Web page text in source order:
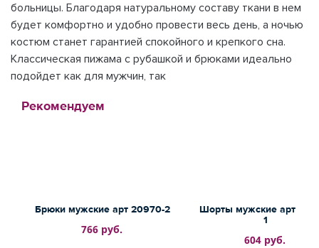
больницы. Благодаря натуральному составу ткани в нем
будет комфортно и удобно провести весь день, а ночью
костюм станет гарантией спокойного и крепкого сна.
Классическая пижама с рубашкой и брюками идеально
подойдет как для мужчин, так
Рекомендуем
Брюки мужские арт 20970-2
766 руб.
Шорты мужские арт
1
604 руб.